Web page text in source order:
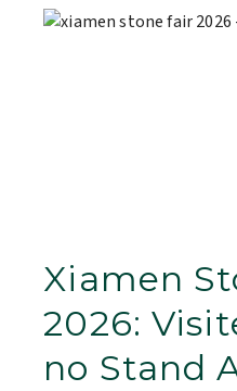
Xiamen
2026:
no Stand